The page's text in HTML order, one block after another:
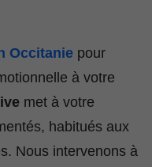
Occitanie pour
à votre
met à votre
habitués aux
Nous intervenons à